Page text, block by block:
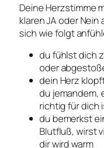
Deine Herzstimme
klaren JA oder
sich wie folgt
du fühlst dich
oder
dein Herz
du jemandem,
richtig für dich
du bemerkst
Blutfluß, wirst
dir wird warm